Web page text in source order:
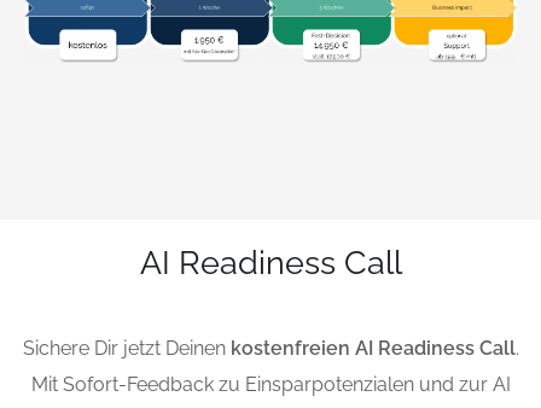
AI Readiness Call
Sichere Dir jetzt Deinen kostenfreien AI Readiness Call.
Mit Sofort-Feedback zu Einsparpotenzialen und zur AI